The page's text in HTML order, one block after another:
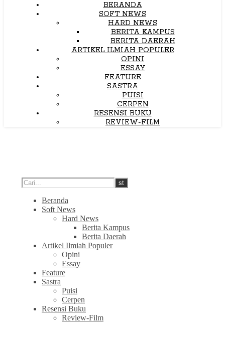
BERANDA
SOFT NEWS
HARD NEWS
BERITA KAMPUS
BERITA DAERAH
ARTIKEL ILMIAH POPULER
OPINI
ESSAY
FEATURE
SASTRA
PUISI
CERPEN
RESENSI BUKU
REVIEW-FILM
Beranda
Soft News
Hard News
Berita Kampus
Berita Daerah
Artikel Ilmiah Populer
Opini
Essay
Feature
Sastra
Puisi
Cerpen
Resensi Buku
Review-Film